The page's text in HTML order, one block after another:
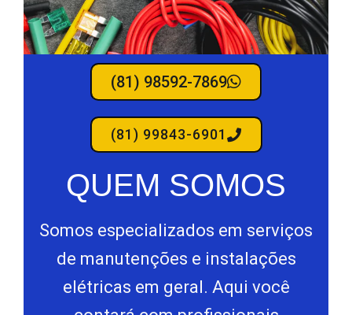
(81) 98592-7869
(81) 99843-6901
QUEM SOMOS
Somos especializados em serviços
de manutenções e instalações
elétricas em geral. Aqui você